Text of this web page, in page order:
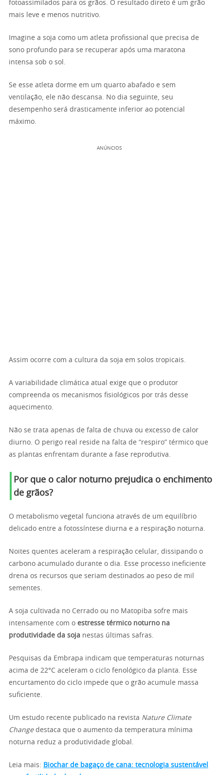
fotoassimilados para os grãos. O resultado direto é um grão
mais leve e menos nutritivo.
Imagine a soja como um atleta profissional que precisa de
sono profundo para se recuperar após uma maratona
intensa sob o sol.
Se esse atleta dorme em um quarto abafado e sem
ventilação, ele não descansa. No dia seguinte, seu
desempenho será drasticamente inferior ao potencial
máximo.
ANÚNCIOS
Assim ocorre com a cultura da soja em solos tropicais.
A variabilidade climática atual exige que o produtor
compreenda os mecanismos fisiológicos por trás desse
aquecimento.
Não se trata apenas de falta de chuva ou excesso de calor
diurno. O perigo real reside na falta de “respiro” térmico que
as plantas enfrentam durante a fase reprodutiva.
Por que o calor noturno prejudica o enchimento
de grãos?
O metabolismo vegetal funciona através de um equilíbrio
delicado entre a fotossíntese diurna e a respiração noturna.
Noites quentes aceleram a respiração celular, dissipando o
carbono acumulado durante o dia. Esse processo ineficiente
drena os recursos que seriam destinados ao peso de mil
sementes.
A soja cultivada no Cerrado ou no Matopiba sofre mais
intensamente com o estresse térmico noturno na
produtividade da soja nestas últimas safras.
Pesquisas da Embrapa indicam que temperaturas noturnas
acima de 22°C aceleram o ciclo fenológico da planta. Esse
encurtamento do ciclo impede que o grão acumule massa
suficiente.
Um estudo recente publicado na revista Nature Climate
Changedestaca que o aumento da temperatura mínima
noturna reduz a produtividade global.
Leia mais: Biochar de bagaço de cana: tecnologia sustentável